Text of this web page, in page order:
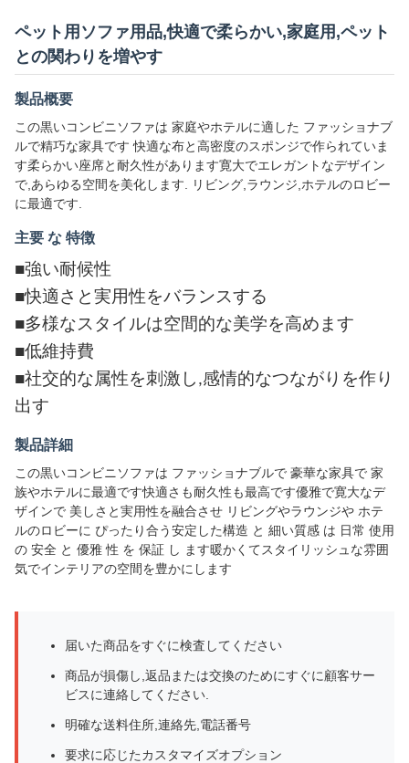
ペット用ソファ用品,快適で柔らかい,家庭用,ペット
との関わりを増やす
製品概要
この黒いコンビニソファは 家庭やホテルに適した ファッショナブ
ルで精巧な家具です 快適な布と高密度のスポンジで作られていま
す柔らかい座席と耐久性があります寛大でエレガントなデザイン
で,あらゆる空間を美化します. リビング,ラウンジ,ホテルのロビー
に最適です.
主要 な 特徴
■強い耐候性
■快適さと実用性をバランスする
■多様なスタイルは空間的な美学を高めます
■低維持費
■社交的な属性を刺激し,感情的なつながりを作り
出す
製品詳細
この黒いコンビニソファは ファッショナブルで 豪華な家具で 家
族やホテルに最適です快適さも耐久性も最高です優雅で寛大なデ
ザインで 美しさと実用性を融合させ リビングやラウンジや ホテ
ルのロビーに ぴったり合う安定した構造 と 細い質感 は 日常 使用
の 安全 と 優雅 性 を 保証 し ます暖かくてスタイリッシュな雰囲
気でインテリアの空間を豊かにします
届いた商品をすぐに検査してください
商品が損傷し,返品または交換のためにすぐに顧客サー
ビスに連絡してください.
明確な送料住所,連絡先,電話番号
要求に応じたカスタマイズオプション